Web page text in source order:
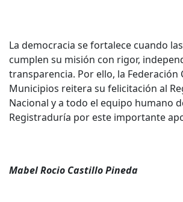
La democracia se fortalece cuando
cumplen su misión con rigor,
transparencia. Por ello, la Federación
Municipios reitera su felicitación al
Nacional y a todo el equipo humano
Registraduría por este importante
Mabel Rocio Castillo